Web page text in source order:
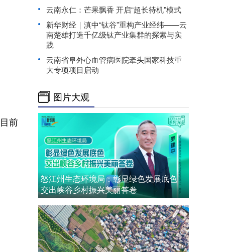
前
云南永仁：芒果飘香 开启“超长待机”模式
新华财经｜滇中“钛谷”重构产业经纬——云
南楚雄打造千亿级钛产业集群的探索与实
践
云南省阜外心血管病医院牵头国家科技重
大专项项目启动
图片大观
怒江州生态环境局：彰显绿色发展底色
交出峡谷乡村振兴美丽答卷